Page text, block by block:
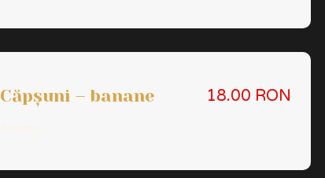
Căpșuni – banane 18.00 RON